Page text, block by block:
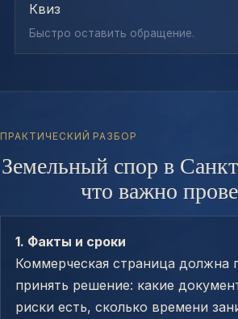
Квиз
Быстро оставить обращение.
ПРАКТИЧЕСКИЙ РАЗБОР
Земельный спор в
что важно
1. Факты и сроки
Коммерческая страница должна
принять решение: какие
риски есть, сколько времени